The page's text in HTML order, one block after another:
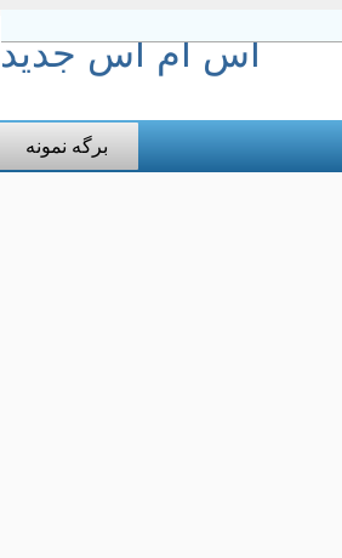
اس ام اس جدید
برگه نمونه